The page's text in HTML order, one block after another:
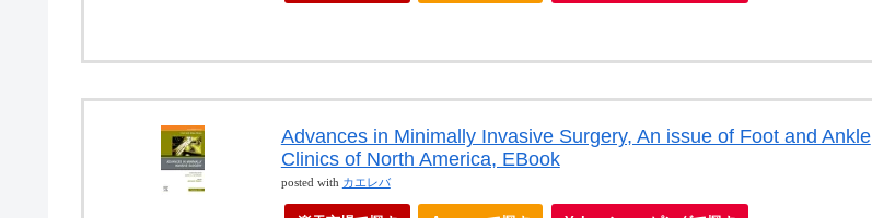
Advances in Minimally Invasive Surgery, An issue of Foot and Ankle
Clinics of North America, EBook
posted with カエレバ